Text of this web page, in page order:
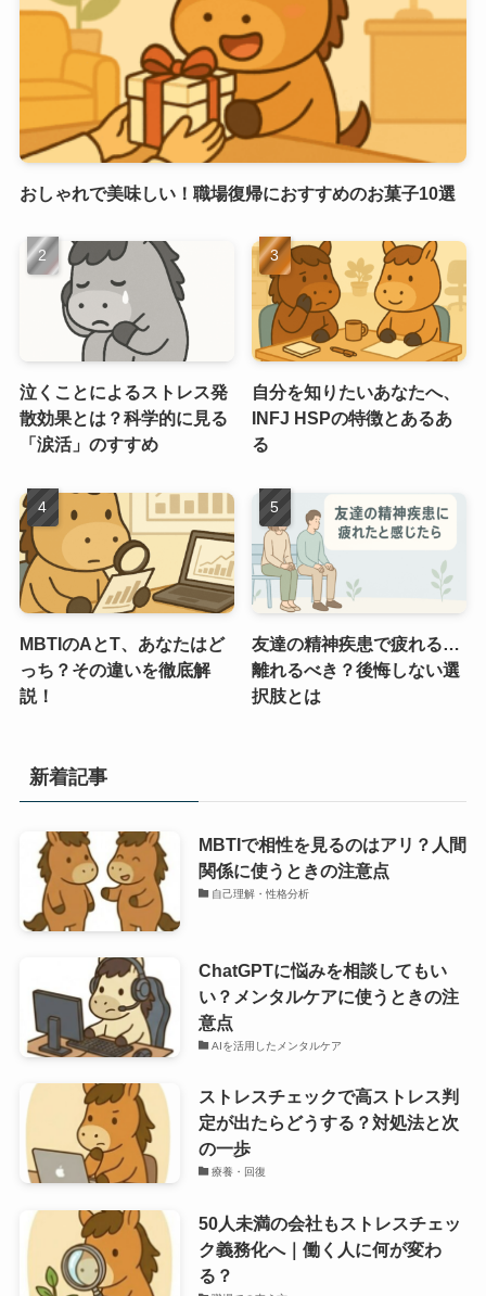
おしゃれで美味しい！職場復帰におすすめのお菓子10選
泣くことによるストレス発
散効果とは？科学的に見る
「涙活」のすすめ
自分を知りたいあなたへ、
INFJ HSPの特徴とあるあ
る
MBTIのAとT、あなたはど
っち？その違いを徹底解
説！
友達の精神疾患で疲れる…
離れるべき？後悔しない選
択肢とは
新着記事
MBTIで相性を見るのはアリ？人間
関係に使うときの注意点
自己理解・性格分析
ChatGPTに悩みを相談してもい
い？メンタルケアに使うときの注
意点
AIを活用したメンタルケア
ストレスチェックで高ストレス判
定が出たらどうする？対処法と次
の一歩
療養・回復
50人未満の会社もストレスチェッ
ク義務化へ｜働く人に何が変わ
る？